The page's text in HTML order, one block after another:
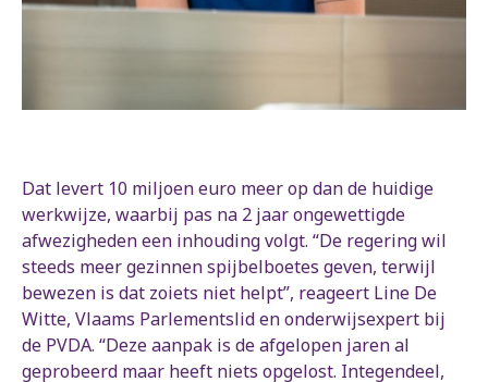
Dat levert 10 miljoen euro meer op dan de huidige
werkwijze, waarbij pas na 2 jaar ongewettigde
afwezigheden een inhouding volgt. “De regering wil
steeds meer gezinnen spijbelboetes geven, terwijl
bewezen is dat zoiets niet helpt”, reageert Line De
Witte, Vlaams Parlementslid en onderwijsexpert bij
de PVDA. “Deze aanpak is de afgelopen jaren al
geprobeerd maar heeft niets opgelost. Integendeel,